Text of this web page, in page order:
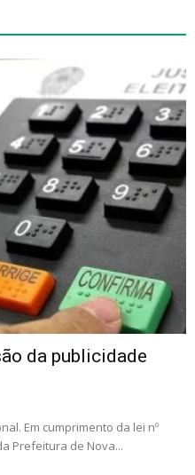
da publicidade
Em cumprimento da lei nº
Prefeitura de Nova...